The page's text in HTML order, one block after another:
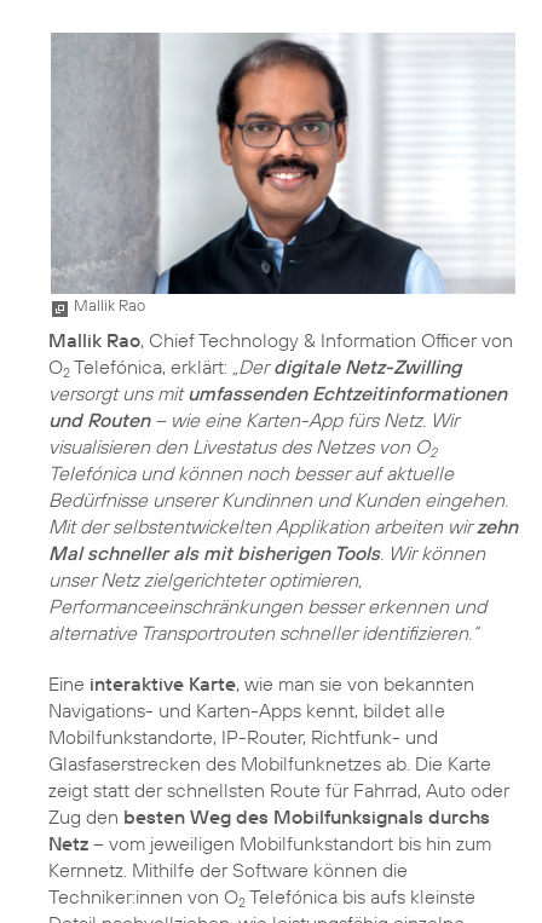
Mallik Rao
Mallik Rao, Chief Technology & Information Officer von
O2 Telefónica, erklärt: „Derdigitale Netz-Zwilling
versorgt uns mitumfassenden Echtzeitinformationen
und Routen– wie eine Karten-App fürs Netz. Wir
visualisieren den Livestatus des Netzes von O2
Telefónica und können noch besser auf aktuelle
Bedürfnisse unserer Kundinnen und Kunden eingehen.
Mit der selbstentwickelten Applikation arbeiten wirzehn
Mal schneller als mit bisherigen Tools. Wir können
unser Netz zielgerichteter optimieren,
Performanceeinschränkungen besser erkennen und
alternative Transportrouten schneller identifizieren.“
Eine interaktive Karte, wie man sie von bekannten
Navigations- und Karten-Apps kennt, bildet alle
Mobilfunkstandorte, IP-Router, Richtfunk- und
Glasfaserstrecken des Mobilfunknetzes ab. Die Karte
zeigt statt der schnellsten Route für Fahrrad, Auto oder
Zug den besten Weg des Mobilfunksignals durchs
Netz – vom jeweiligen Mobilfunkstandort bis hin zum
Kernnetz. Mithilfe der Software können die
Techniker:innen von O2 Telefónica bis aufs kleinste